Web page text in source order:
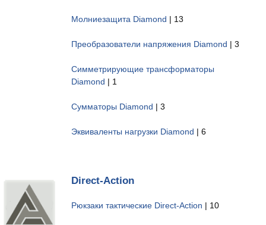
Молниезащита Diamond | 13
Преобразователи напряжения Diamond | 3
Симметрирующие трансформаторы
Diamond | 1
Сумматоры Diamond | 3
Эквиваленты нагрузки Diamond | 6
Direct-Action
Рюкзаки тактические Direct-Action | 10